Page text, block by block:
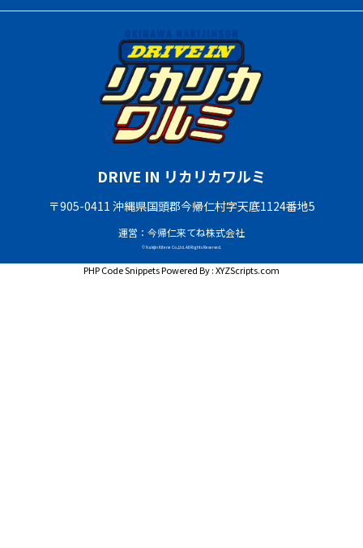
DRIVE IN リカリカワルミ
〒905-0411 沖縄県国頭郡今帰仁村字天底1124番地5
運営：今帰仁来てね株式会社
© Nakijin Kitene Co.,Ltd. All Rights Reserved.
PHP Code SnippetsPowered By :XYZScripts.com